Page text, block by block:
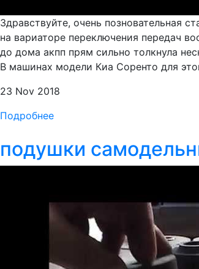
Здравствуйте, очень позновательная
на вариаторе переключения передач
до дома акпп прям сильно толкнула
В машинах модели Киа Соренто для
23 Nov 2018
Подробнее
подушки